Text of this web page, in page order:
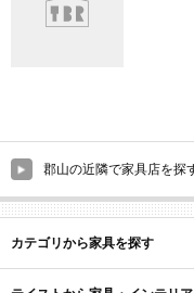
郡山の近隣で家具店を探
カテゴリから家具を探す